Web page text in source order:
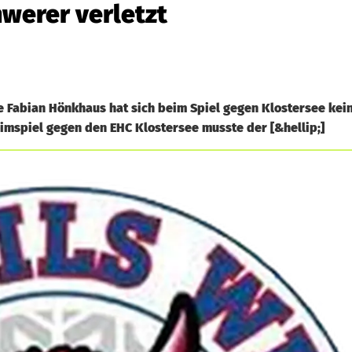
verletzt
Hönkhaus hat sich beim Spiel gegen Klostersee
gegen den EHC Klostersee musste der [&hellip;]